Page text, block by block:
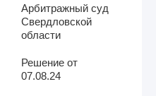
Арбитражный суд
Свердловской
области
Решение от
07.08.24